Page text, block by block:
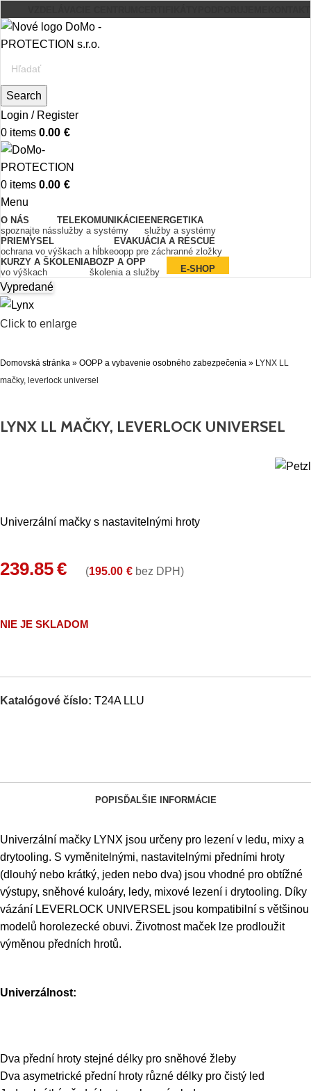
Search
Login / Register
0 items 0.00 €
0 items 0.00 €
Menu
O NÁS
spoznajte nás
TELEKOMUNIKÁCIE
služby a systémy
ENERGETIKA
služby a systémy
PRIEMYSEL
ochrana vo výškach a hĺbke
EVAKUÁCIA A RESCUE
oopp pre záchranné zložky
KURZY A ŠKOLENIA
vo výškach
BOZP A OPP
školenia a služby
E-SHOP
Vypredané
Click to enlarge
Domovská stránka » OOPP a vybavenie osobného zabezpečenia » LYNX LL
mačky, leverlock universel
LYNX LL MAČKY, LEVERLOCK UNIVERSEL
Univerzální mačky s nastavitelnými hroty
239.85€ (195.00 € bez DPH)
NIE JE SKLADOM
Katalógové číslo: T24A LLU
POPIS ĎALŠIE INFORMÁCIE
Univerzální mačky LYNX jsou určeny pro lezení v ledu, mixy a
drytooling. S vyměnitelnými, nastavitelnými předními hroty
(dlouhý nebo krátký, jeden nebo dva) jsou vhodné pro obtížné
výstupy, sněhové kuloáry, ledy, mixové lezení i drytooling. Díky
vázání LEVERLOCK UNIVERSEL jsou kompatibilní s většinou
modelů horolezecké obuvi. Životnost maček lze prodloužit
výměnou předních hrotů.
Univerzálnost:
Dva přední hroty stejné délky pro sněhové žleby
Dva asymetrické přední hroty různé délky pro čistý led